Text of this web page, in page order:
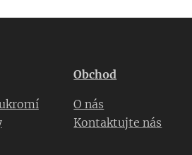
Obchod
O nás
Kontaktujte nás